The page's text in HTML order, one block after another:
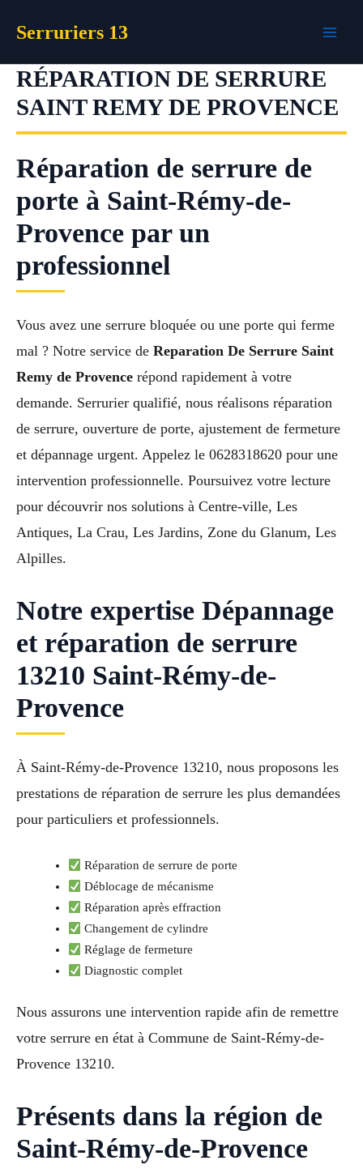
Serruriers 13
RÉPARATION DE SERRURE
SAINT REMY DE PROVENCE
Réparation de serrure de
porte à Saint-Rémy-de-
Provence par un
professionnel
Vous avez une serrure bloquée ou une porte qui ferme
mal ? Notre service de Reparation De Serrure Saint
Remy de Provence répond rapidement à votre
demande. Serrurier qualifié, nous réalisons réparation
de serrure, ouverture de porte, ajustement de fermeture
et dépannage urgent. Appelez le 0628318620 pour une
intervention professionnelle. Poursuivez votre lecture
pour découvrir nos solutions à Centre-ville, Les
Antiques, La Crau, Les Jardins, Zone du Glanum, Les
Alpilles.
Notre expertise Dépannage
et réparation de serrure
13210 Saint-Rémy-de-
Provence
À Saint-Rémy-de-Provence 13210, nous proposons les
prestations de réparation de serrure les plus demandées
pour particuliers et professionnels.
Réparation de serrure de porte
Déblocage de mécanisme
Réparation après effraction
Changement de cylindre
Réglage de fermeture
Diagnostic complet
Nous assurons une intervention rapide afin de remettre
votre serrure en état à Commune de Saint-Rémy-de-
Provence 13210.
Présents dans la région de
Saint-Rémy-de-Provence